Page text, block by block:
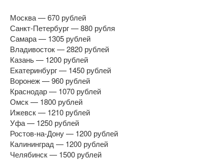
Москва — 670 рублей
Санкт-Петербург — 880 рубля
Самара — 1305 рублей
Владивосток — 2820 рублей
Казань — 1200 рублей
Екатеринбург — 1450 рублей
Воронеж — 960 рублей
Краснодар — 1070 рублей
Омск — 1800 рублей
Ижевск — 1210 рублей
Уфа — 1250 рублей
Ростов-на-Дону — 1200 рублей
Калининград — 1200 рублей
Челябинск — 1500 рублей